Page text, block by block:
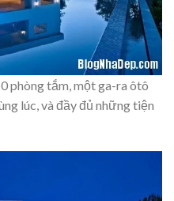
phòng tắm, một ga-ra ôtô
lúc, và đầy đủ những tiện